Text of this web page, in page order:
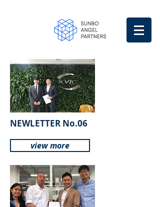
NEWLETTER No.06
view more